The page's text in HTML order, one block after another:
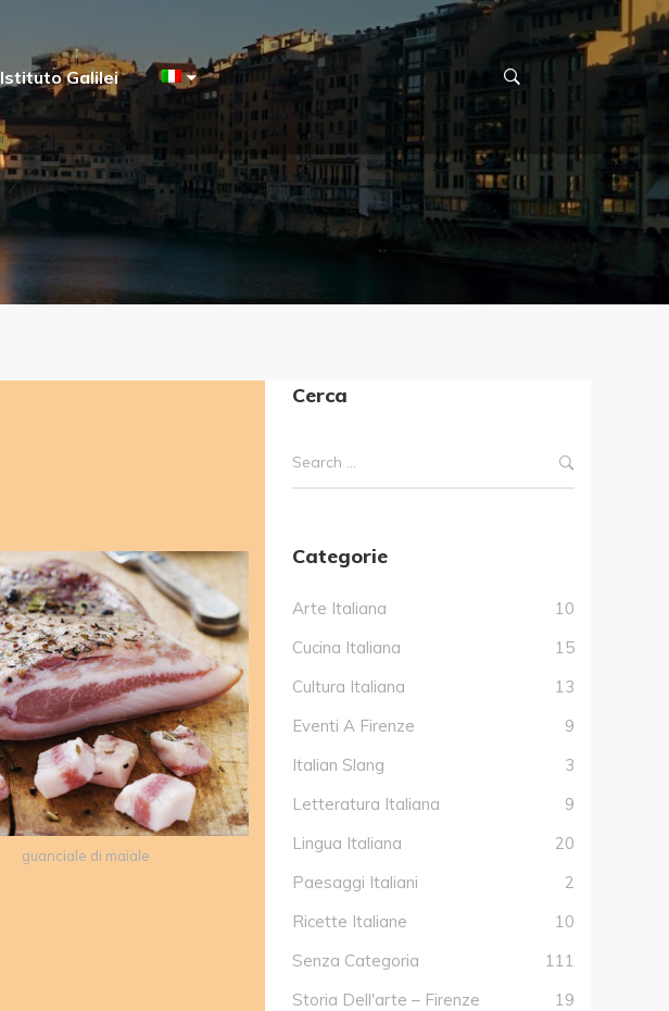
Istituto Galilei
guanciale di maiale
Cerca
Categorie
Arte Italiana
10
Cucina Italiana
15
Cultura Italiana
13
Eventi A Firenze
9
Italian Slang
3
Letteratura Italiana
9
Lingua Italiana
20
Paesaggi Italiani
2
Ricette Italiane
10
Senza Categoria
111
Storia Dell'arte – Firenze
19